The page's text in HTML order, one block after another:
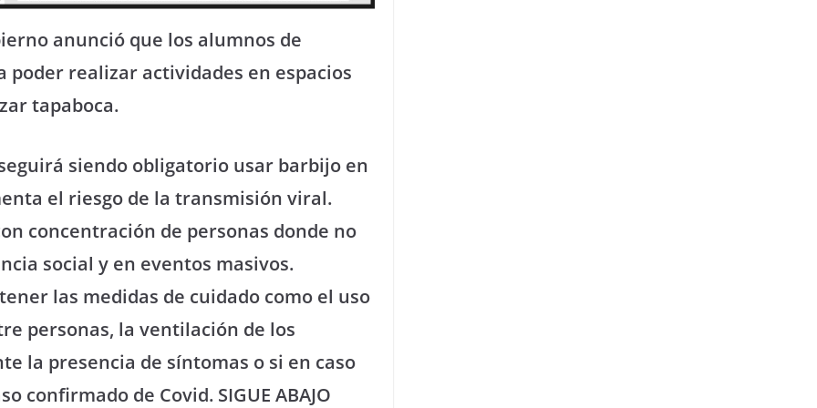
anunció que los alumnos de
poder realizar actividades en espacios
tapaboca.
seguirá siendo obligatorio usar barbijo en
el riesgo de la transmisión viral.
concentración de personas donde no
social y en eventos masivos.
las medidas de cuidado como el uso
personas, la ventilación de los
la presencia de síntomas o si en caso
confirmado de Covid. SIGUE ABAJO